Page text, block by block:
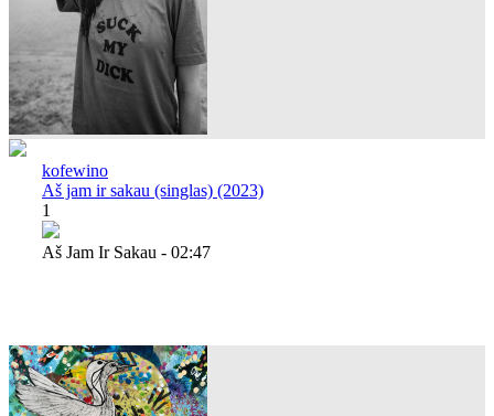
kofewino
Aš jam ir sakau (singlas) (2023)
1
Aš Jam Ir Sakau - 02:47